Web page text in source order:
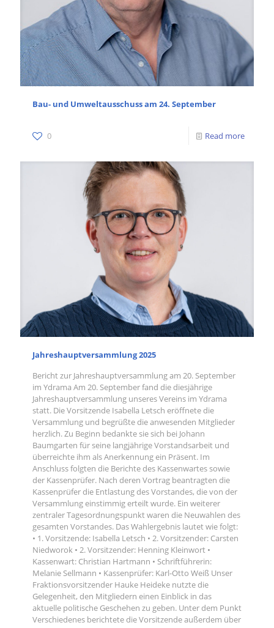
Bau- und Umweltausschuss am 24. September
0 Read more
Jahreshauptversammlung 2025
Bericht zur Jahreshauptversammlung am 20. September
im Ydrama Am 20. September fand die diesjährige
Jahreshauptversammlung unseres Vereins im Ydrama
statt. Die Vorsitzende Isabella Letsch eröffnete die
Versammlung und begrüßte die anwesenden Mitglieder
herzlich. Zu Beginn bedankte sie sich bei Johann
Baumgarten für seine langjährige Vorstandsarbeit und
überreichte ihm als Anerkennung ein Präsent. Im
Anschluss folgten die Berichte des Kassenwartes sowie
der Kassenprüfer. Nach deren Vortrag beantragten die
Kassenprüfer die Entlastung des Vorstandes, die von der
Versammlung einstimmig erteilt wurde. Ein weiterer
zentraler Tagesordnungspunkt waren die Neuwahlen des
gesamten Vorstandes. Das Wahlergebnis lautet wie folgt:
• 1. Vorsitzende: Isabella Letsch • 2. Vorsitzender: Carsten
Niedworok • 2. Vorsitzender: Henning Kleinwort •
Kassenwart: Christian Hartmann • Schriftführerin:
Melanie Sellmann • Kassenprüfer: Karl-Otto Weiß Unser
Fraktionsvorsitzender Hauke Heideke nutzte die
Gelegenheit, den Mitgliedern einen Einblick in das
aktuelle politische Geschehen zu geben. Unter dem Punkt
Verschiedenes berichtete die Vorsitzende außerdem über